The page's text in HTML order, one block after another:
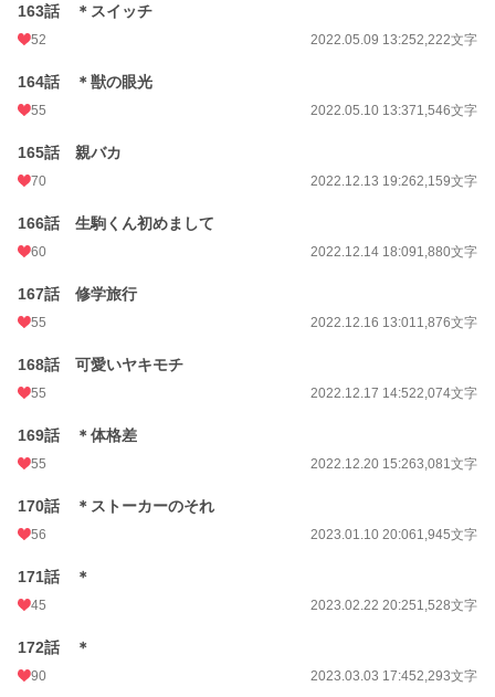
163話 ＊スイッチ
52 2022.05.09 13:252,222文字
164話 ＊獣の眼光
55 2022.05.10 13:371,546文字
165話 親バカ
70 2022.12.13 19:262,159文字
166話 生駒くん初めまして
60 2022.12.14 18:091,880文字
167話 修学旅行
55 2022.12.16 13:011,876文字
168話 可愛いヤキモチ
55 2022.12.17 14:522,074文字
169話 ＊体格差
55 2022.12.20 15:263,081文字
170話 ＊ストーカーのそれ
56 2023.01.10 20:061,945文字
171話 ＊
45 2023.02.22 20:251,528文字
172話 ＊
90 2023.03.03 17:452,293文字